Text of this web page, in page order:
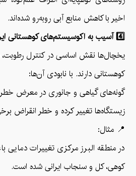
اخیر با کاهش منابع آبی روبه‌رو شده‌اند.
4️⃣ آسیب به اکوسیستم‌های کوهستانی ایران
یخچال‌ها نقش اساسی در کنترل
کوهستانی دارند. با نابودی آن‌ها:
گونه‌های گیاهی و جانوری در معرض خطر
زیستگاه‌ها تغییر کرده و خطر انقراض
📍 مثال:
در منطقه البرز مرکزی تغییرات دمایی
کوهی، کل و سنجاب ایرانی شده است.